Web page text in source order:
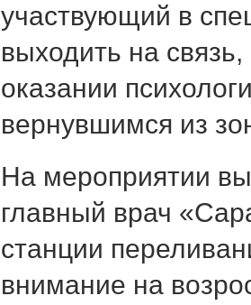
участвующий в
выходить на
оказании
вернувшимся из
На мероприятии
главный врач
станции
внимание на